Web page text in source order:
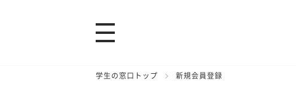
学生の窓口トップ 新規会員登録